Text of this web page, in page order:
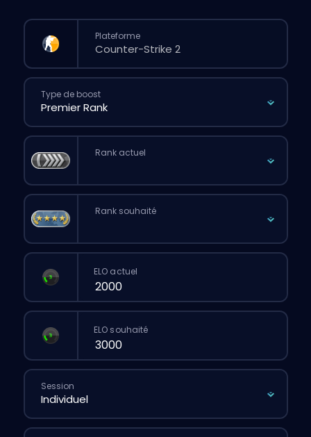
Plateforme
Type de boost
Rank actuel
Rank souhaité
ELO actuel
ELO souhaité
Session